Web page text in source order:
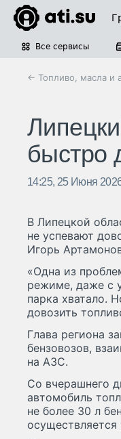
Все сервисы
← Топливо, масла и
быстро
14:25, 25 Июня
В Липецкой
не успевают
Игорь
«Одна из
режиме, даже с
парка хватало.
довозить
Глава региона
бензовозов,
на АЗС.
Со вчерашнего
автомобиль
не более 30 л
осуществляется